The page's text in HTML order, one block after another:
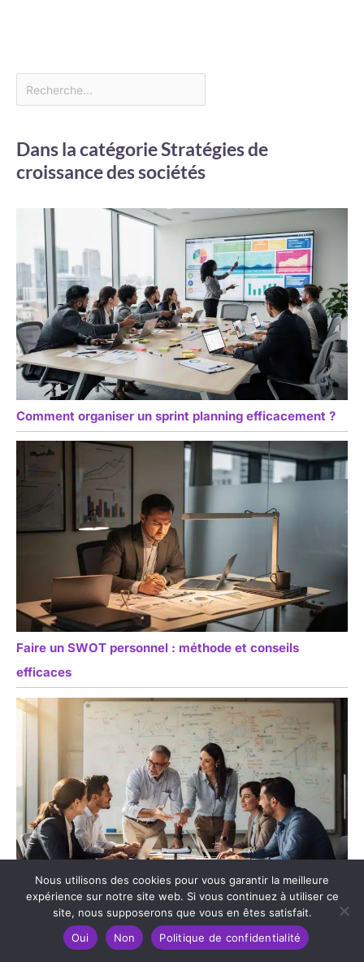
Dans la catégorie Stratégies de
croissance des sociétés
Comment organiser un sprint planning efficacement ?
Faire un SWOT personnel : méthode et conseils
efficaces
Améliorer les Performances de Votre Équipe : conseils
Pratiques
Nous utilisons des cookies pour vous garantir la meilleure
expérience sur notre site web. Si vous continuez à utiliser ce
site, nous supposerons que vous en êtes satisfait.
Oui
Non Politique de confidentialité